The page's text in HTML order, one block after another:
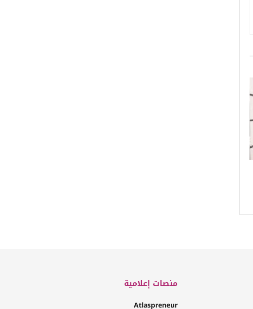
منصات إعلامية
Atlaspreneur